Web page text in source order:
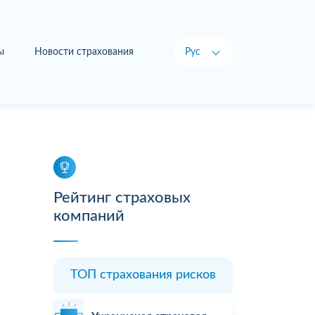
Новости страхования Рус
Рейтинг страховых
компаний
ТОП страхования рисков